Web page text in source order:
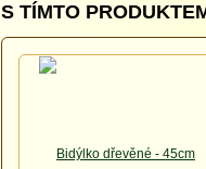
S TÍMTO